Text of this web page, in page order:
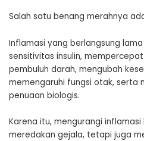
Salah satu benang merahnya
Inflamasi yang berlangsung
sensitivitas insulin,
pembuluh darah, mengubah
memengaruhi fungsi otak, serta
penuaan biologis.
Karena itu, mengurangi
meredakan gejala, tetapi juga